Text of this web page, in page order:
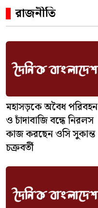
রাজনীতি
মহাসড়কে অবৈধ পরিবহন
ও চাঁদাবাজি বন্ধে নিরলস
কাজ করছেন ওসি সুকান্ত
চক্রবর্তী